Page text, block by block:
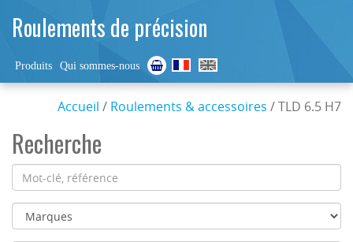
Roulements de précision
Produits Qui sommes-nous
Accueil / Roulements & accessoires / TLD 6.5 H7
Recherche